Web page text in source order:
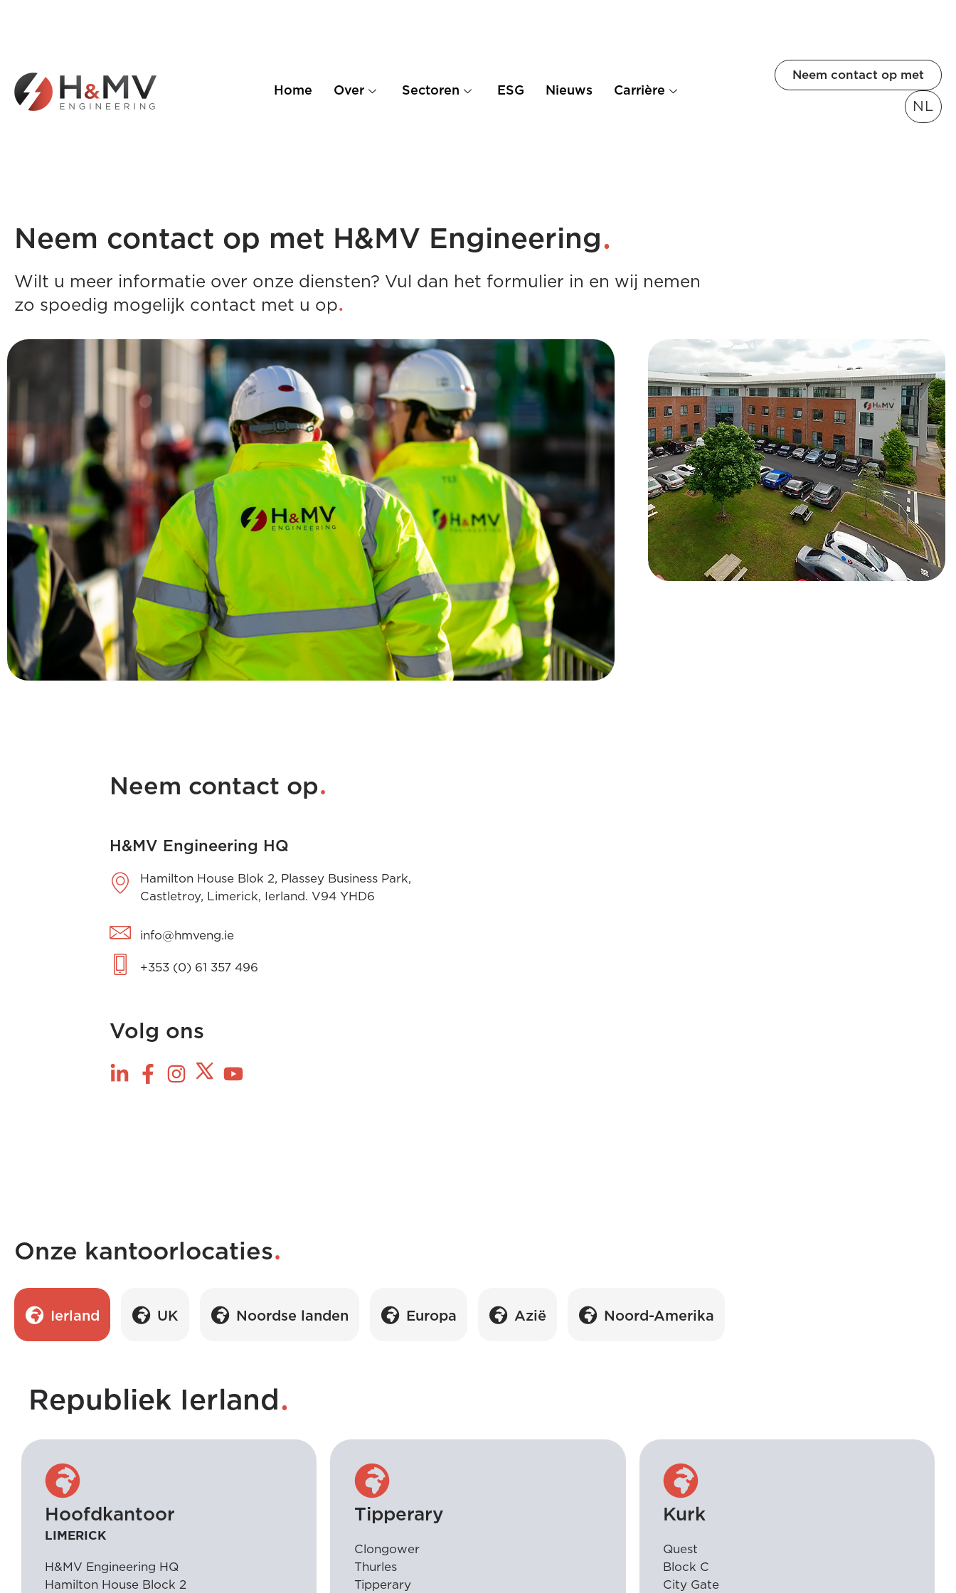
Home Over Sectoren ESG Nieuws Carrière
Neem contact op met
NL
Neem contact op met H&MV Engineering.
Wilt u meer informatie over onze diensten? Vul dan het formulier in en wij nemen
zo spoedig mogelijk contact met u op.
Neem contact op.
H&MV Engineering HQ
Hamilton House Blok 2, Plassey Business Park,
Castletroy, Limerick, Ierland. V94 YHD6
info@hmveng.ie
+353 (0) 61 357 496
Volg ons
Onze kantoorlocaties.
Ierland UK Noordse landen Europa Azië Noord-Amerika
Republiek Ierland .
Hoofdkantoor
LIMERICK
H&MV Engineering HQ
Hamilton House Block 2
Tipperary
Clongower
Thurles
Tipperary
Kurk
Quest
Block C
City Gate